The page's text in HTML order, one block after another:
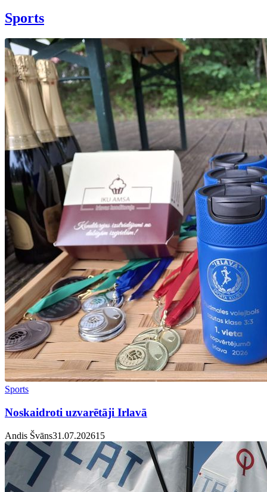
Sports
Sports
Noskaidroti uzvarētāji Irlavā
Andis Švāns31.07.20261 5